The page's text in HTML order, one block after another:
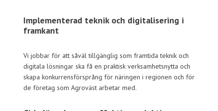
Implementerad teknik och digitalisering i
framkant
Vi jobbar för att såväl tillgänglig som framtida teknik och
digitala lösningar ska få en praktisk verksamhetsnytta och
skapa konkurrensförsprång för näringen i regionen och för
de företag som Agroväst arbetar med.